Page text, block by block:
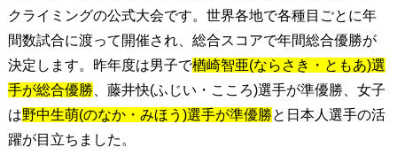
クライミングの公式大会です。世界各地で各種目ごとに年
間数試合に渡って開催され、総合スコアで年間総合優勝が
決定します。昨年度は男子で楢崎智亜(ならさき・ともあ)選
手が総合優勝 、藤井快(ふじい・こころ)選手が準優勝、女子
は野中生萌(のなか・みほう)選手が準優勝と日本人選手の活
躍が目立ちました。